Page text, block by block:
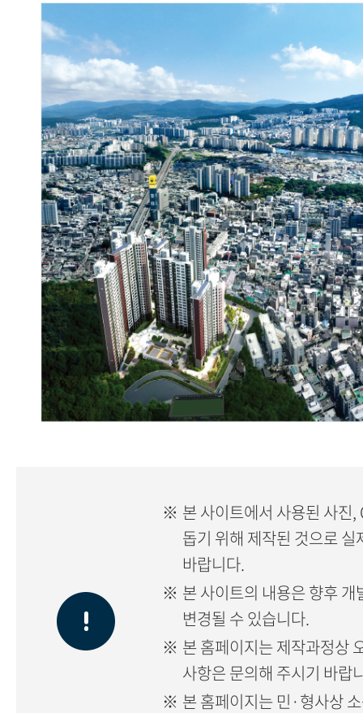
※ 본 사이트에서 사용된 사진
돕기 위해 제작된 것으로
바랍니다.
※ 본 사이트의 내용은 향후
변경될 수 있습니다.
※ 본 홈페이지는 제작과정상
사항은 문의해 주시기 바랍
※ 본 홈페이지는 민·형사상